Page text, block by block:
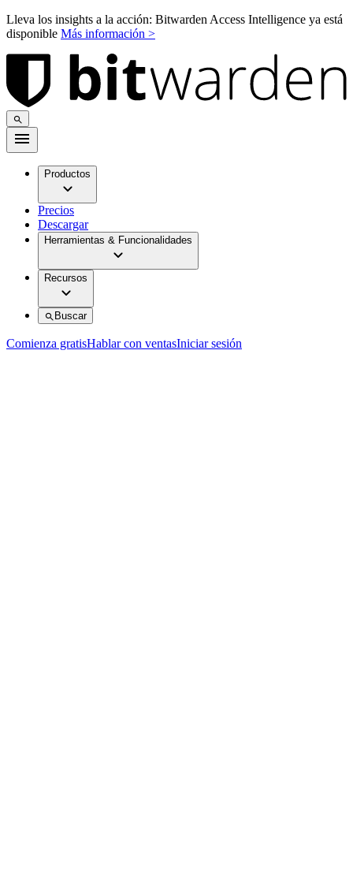
Lleva los insights a la acción: Bitwarden Access Intelligence ya está
disponible Más información >
Productos
Precios
Descargar
Herramientas & Funcionalidades
Recursos
Buscar
Comienza gratisHablar con ventasIniciar sesión